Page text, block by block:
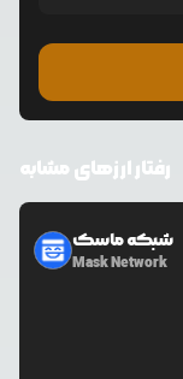
رفتار ارزهای مشابه
شبکه ماسک
Mask Network